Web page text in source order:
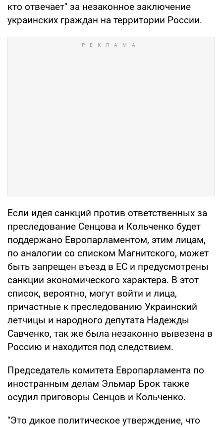
кто отвечает" за незаконное заключение
украинских граждан на территории России.
Если идея санкций против ответственных за
преследование Сенцова и Кольченко будет
поддержано Европарламентом, этим лицам,
по аналогии со списком Магнитского, может
быть запрещен въезд в ЕС и предусмотрены
санкции экономического характера. В этот
список, вероятно, могут войти и лица,
причастные к преследованию Украинский
летчицы и народного депутата Надежды
Савченко, так же была незаконно вывезена в
Россию и находится под следствием.
Председатель комитета Европарламента по
иностранным делам Эльмар Брок также
осудил приговоры Сенцов и Кольченко.
"Это дикое политическое утверждение, что